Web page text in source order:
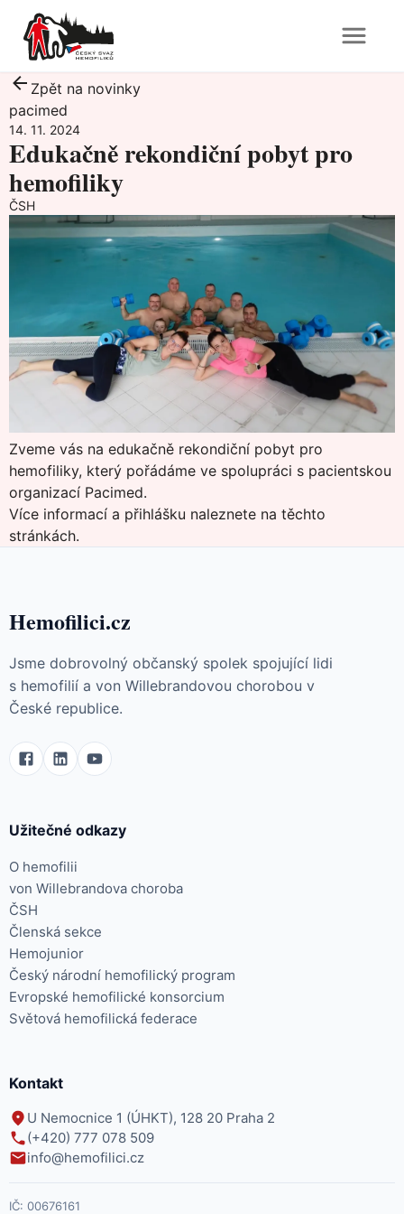
Zpět na novinky
pacimed
14. 11. 2024
Edukačně rekondiční pobyt pro
hemofiliky
ČSH
Zveme vás na edukačně rekondiční pobyt pro
hemofiliky, který pořádáme ve spolupráci s pacientskou
organizací Pacimed.
Více informací a přihlášku naleznete na těchto
stránkách.
Hemofilici.cz
Jsme dobrovolný občanský spolek spojující lidi
s hemofilií a von Willebrandovou chorobou v
České republice.
Užitečné odkazy
O hemofilii
von Willebrandova choroba
ČSH
Členská sekce
Hemojunior
Český národní hemofilický program
Evropské hemofilické konsorcium
Světová hemofilická federace
Kontakt
U Nemocnice 1 (ÚHKT), 128 20 Praha 2
(+420) 777 078 509
info@hemofilici.cz
IČ: 00676161